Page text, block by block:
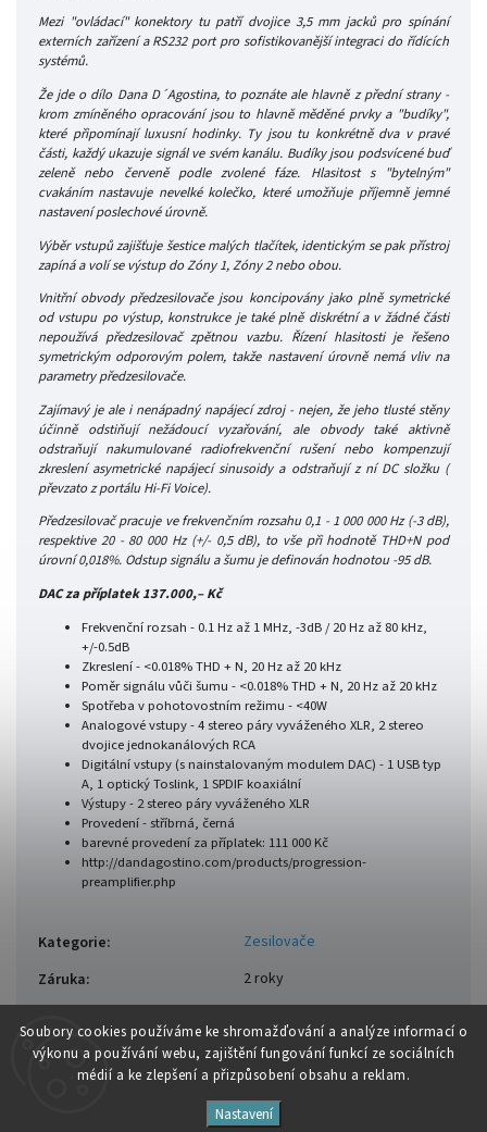
Soubory cookies používáme ke shromažďování a analýze informací o
výkonu a používání webu, zajištění fungování funkcí ze sociálních
médií a ke zlepšení a přizpůsobení obsahu a reklam.
Nastavení
Mezi "ovládací" konektory tu patří dvojice 3,5 mm jacků pro spínání
externích zařízení a RS232 port pro sofistikovanější integraci do řídících
systémů.
Že jde o dílo Dana D´Agostina, to poznáte ale hlavně z přední strany -
krom zmíněného opracování jsou to hlavně měděné prvky a "budíky",
které připomínají luxusní hodinky. Ty jsou tu konkrétně dva v pravé
části, každý ukazuje signál ve svém kanálu. Budíky jsou podsvícené buď
zeleně nebo červeně podle zvolené fáze. Hlasitost s "bytelným"
cvakáním nastavuje nevelké kolečko, které umožňuje příjemně jemné
nastavení poslechové úrovně.
Výběr vstupů zajišťuje šestice malých tlačítek, identickým se pak přístroj
zapíná a volí se výstup do Zóny 1, Zóny 2 nebo obou.
Vnitřní obvody předzesilovače jsou koncipovány jako plně symetrické
od vstupu po výstup, konstrukce je také plně diskrétní a v žádné části
nepoužívá předzesilovač zpětnou vazbu. Řízení hlasitosti je řešeno
symetrickým odporovým polem, takže nastavení úrovně nemá vliv na
parametry předzesilovače.
Zajímavý je ale i nenápadný napájecí zdroj - nejen, že jeho tlusté stěny
účinně odstiňují nežádoucí vyzařování, ale obvody také aktivně
odstraňují nakumulované radiofrekvenční rušení nebo kompenzují
zkreslení asymetrické napájecí sinusoidy a odstraňují z ní DC složku (
převzato z portálu Hi-Fi Voice).
Předzesilovač pracuje ve frekvenčním rozsahu 0,1 - 1 000 000 Hz (-3 dB),
respektive 20 - 80 000 Hz (+/- 0,5 dB), to vše při hodnotě THD+N pod
úrovní 0,018%. Odstup signálu a šumu je definován hodnotou -95 dB.
DAC za příplatek 137.000,– Kč
Frekvenční rozsah - 0.1 Hz až 1 MHz, -3dB / 20 Hz až 80 kHz,
+/-0.5dB
Zkreslení - <0.018% THD + N, 20 Hz až 20 kHz
Poměr signálu vůči šumu - <0.018% THD + N, 20 Hz až 20 kHz
Spotřeba v pohotovostním režimu - <40W
Analogové vstupy - 4 stereo páry vyváženého XLR, 2 stereo
dvojice jednokanálových RCA
Digitální vstupy (s nainstalovaným modulem DAC) - 1 USB typ
A, 1 optický Toslink, 1 SPDIF koaxiální
Výstupy - 2 stereo páry vyváženého XLR
Provedení - stříbrná, černá
barevné provedení za příplatek: 111 000 Kč
http://dandagostino.com/products/progression-
preamplifier.php
Kategorie:
Zesilovače
Záruka: 2 roky